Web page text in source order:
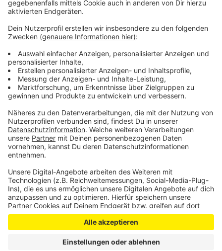
Anzeige
transportiert werden können, heißt es vom
Projektmanager.
Diese bis über 200 Tonnen schweren Bauteile werden
mit einer Spezialraupe auf die Brückenträger gelegt.
Der Neubau der Autobahnbrücke ist aktuell
deutschlandweit eins der größten Stahlbauprojekte.
Anzeige
Anzeige